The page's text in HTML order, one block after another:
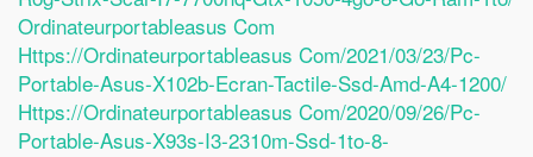
Ordinateurportableasus Com
Https://ordinateurportableasus Com/2021/03/23/pc-
Portable-Asus-X102b-Ecran-Tactile-Ssd-Amd-A4-1200/
Https://ordinateurportableasus Com/2020/09/26/pc-
Portable-Asus-X93s-I3-2310m-Ssd-1to-8-